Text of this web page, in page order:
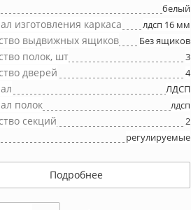
белый
изготовления каркаса лдсп 16 мм
выдвижных ящиков Без ящиков
полок, шт 3
дверей 4
ЛДСП
полок лдсп
секций 2
регулируемые
Подробнее